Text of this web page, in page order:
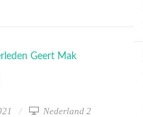
Nederland 2